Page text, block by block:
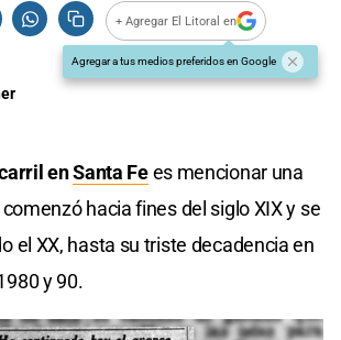
+ Agregar El Litoral en
Agregar a tus medios preferidos en Google
enSanta Fees mencionar una
hacia fines del siglo XIX y se
el XX, hasta su triste decadencia en
y 90.